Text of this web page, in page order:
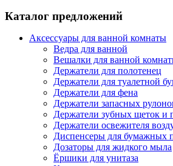
Каталог предложений
Аксессуары для ванной комнаты
Ведра для ванной
Вешалки для ванной
Держатели для полотенец
Держатели для туалетной
Держатели для фена
Держатели запасных
Держатели зубных щеток и
Держатели освежителя
Диспенсеры для бумажных
Дозаторы для жидкого мыла
Ёршики для унитаза